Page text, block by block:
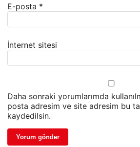
E-posta *
İnternet sitesi
Daha sonraki yorumlarımda
posta adresim ve site adresim bu
kaydedilsin.